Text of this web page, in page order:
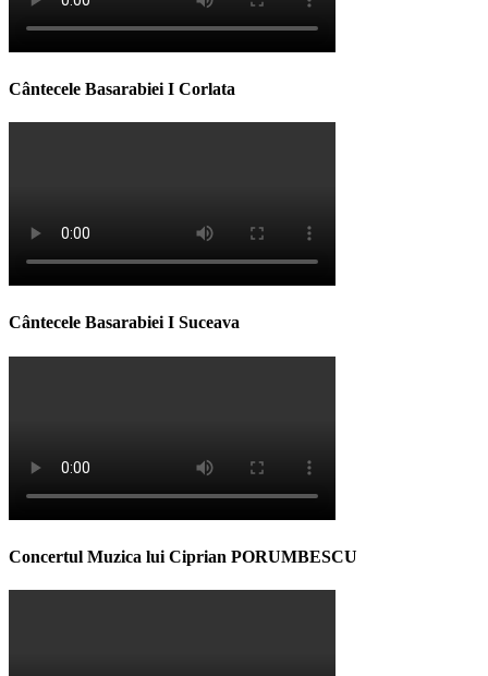
Cântecele Basarabiei I Corlata
Cântecele Basarabiei I Suceava
Concertul Muzica lui Ciprian PORUMBESCU